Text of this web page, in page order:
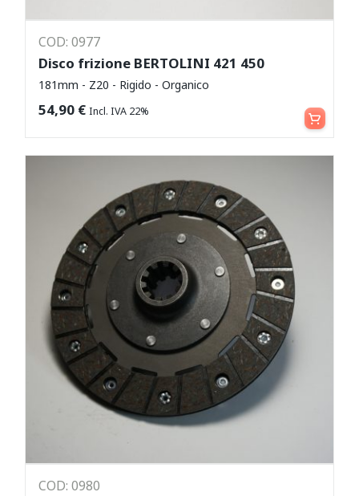
COD: 0977
Disco frizione BERTOLINI 421 450
181mm - Z20 - Rigido - Organico
54,90 € Incl. IVA 22% Aggiungi al carrello
COD: 0980